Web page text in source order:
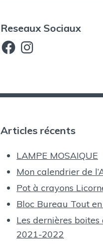
Reseaux Sociaux
FacebookInstagram
Articles récents
LAMPE MOSAIQUE
Mon calendrier de
Pot à crayons
Bloc Bureau Tout
Les dernières boites
2021-2022